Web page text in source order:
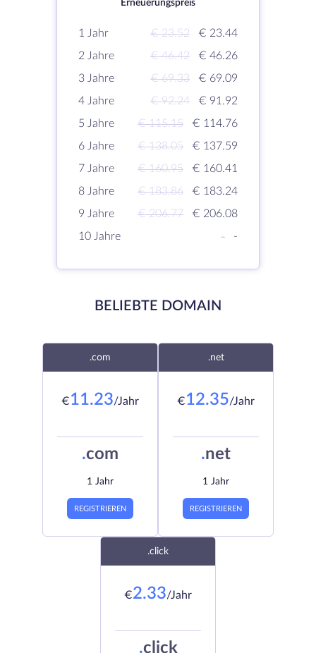
Erneuerungspreis
1 Jahr € 23.52
€ 23.44
2 Jahre
€ 46.42
€ 46.26
3 Jahre
€ 69.33
€ 69.09
4 Jahre
€ 92.24
€ 91.92
5 Jahre
€ 115.15
€ 114.76
6 Jahre
€ 138.05
€ 137.59
7 Jahre
€ 160.95
€ 160.41
8 Jahre
€ 183.86
€ 183.24
9 Jahre
€ 206.77
€ 206.08
10 Jahre
- -
BELIEBTE DOMAIN
.com
€11.23/Jahr
.com
1 Jahr
REGISTRIEREN
.net
€12.35/Jahr
.net
1 Jahr
REGISTRIEREN
.click
€2.33/Jahr
.click